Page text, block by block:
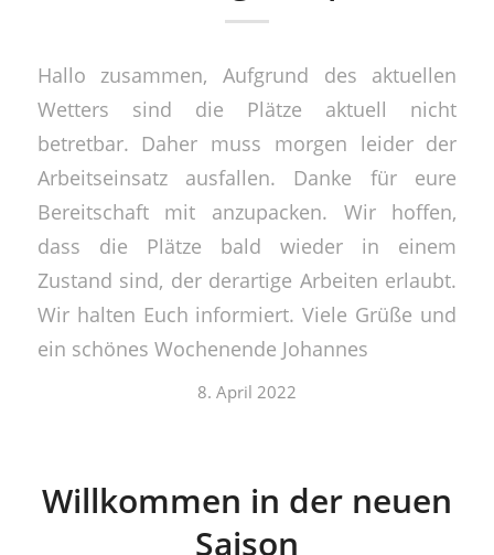
Hallo zusammen, Aufgrund des aktuellen
Wetters sind die Plätze aktuell nicht
betretbar. Daher muss morgen leider der
Arbeitseinsatz ausfallen. Danke für eure
Bereitschaft mit anzupacken. Wir hoffen,
dass die Plätze bald wieder in einem
Zustand sind, der derartige Arbeiten erlaubt.
Wir halten Euch informiert. Viele Grüße und
ein schönes Wochenende Johannes
8. April 2022
Willkommen in der neuen
Saison